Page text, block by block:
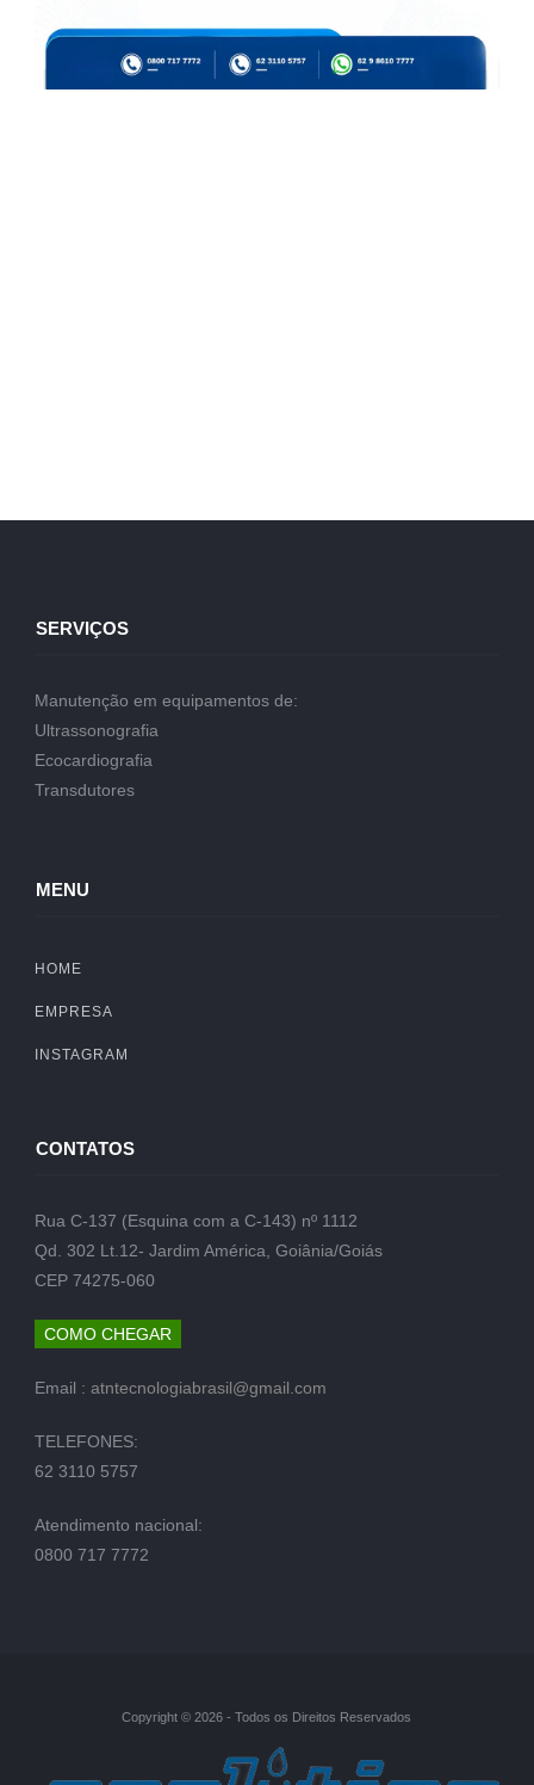
SERVIÇOS
Manutenção em equipamentos de:
Ultrassonografia
Ecocardiografia
Transdutores
MENU
HOME
EMPRESA
INSTAGRAM
CONTATOS
Rua C-137 (Esquina com a C-143) nº 1112
Qd. 302 Lt.12- Jardim América, Goiânia/Goiás
CEP 74275-060
COMO CHEGAR
Email : atntecnologiabrasil@gmail.com
TELEFONES:
62 3110 5757
Atendimento nacional:
0800 717 7772
Copyright © 2026 - Todos os Direitos Reservados